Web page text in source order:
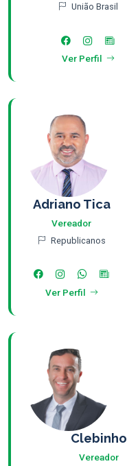
União Brasil
Ver Perfil
Adriano Tica
Vereador
Republicanos
Ver Perfil
Clebinho
Vereador